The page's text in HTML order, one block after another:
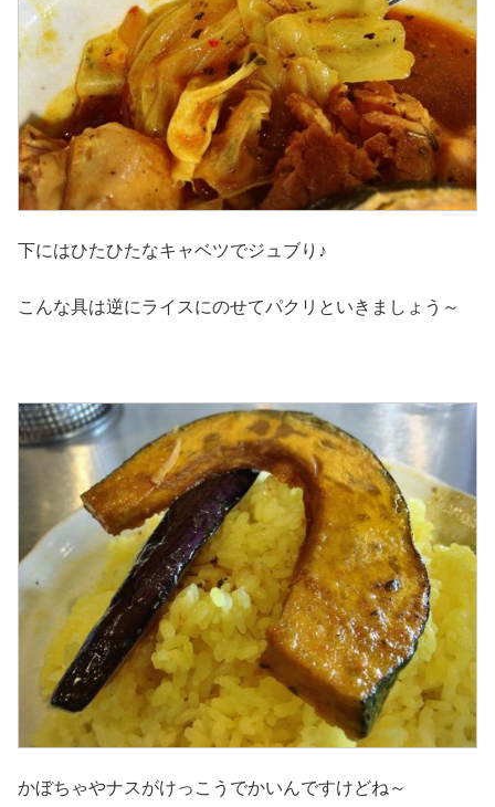
下にはひたひたなキャベツでジュブり♪
こんな具は逆にライスにのせてパクリといきましょう～
かぼちゃやナスがけっこうでかいんですけどね～